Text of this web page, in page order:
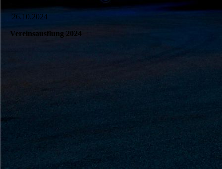
26.10.2024
Vereinsausflung 2024